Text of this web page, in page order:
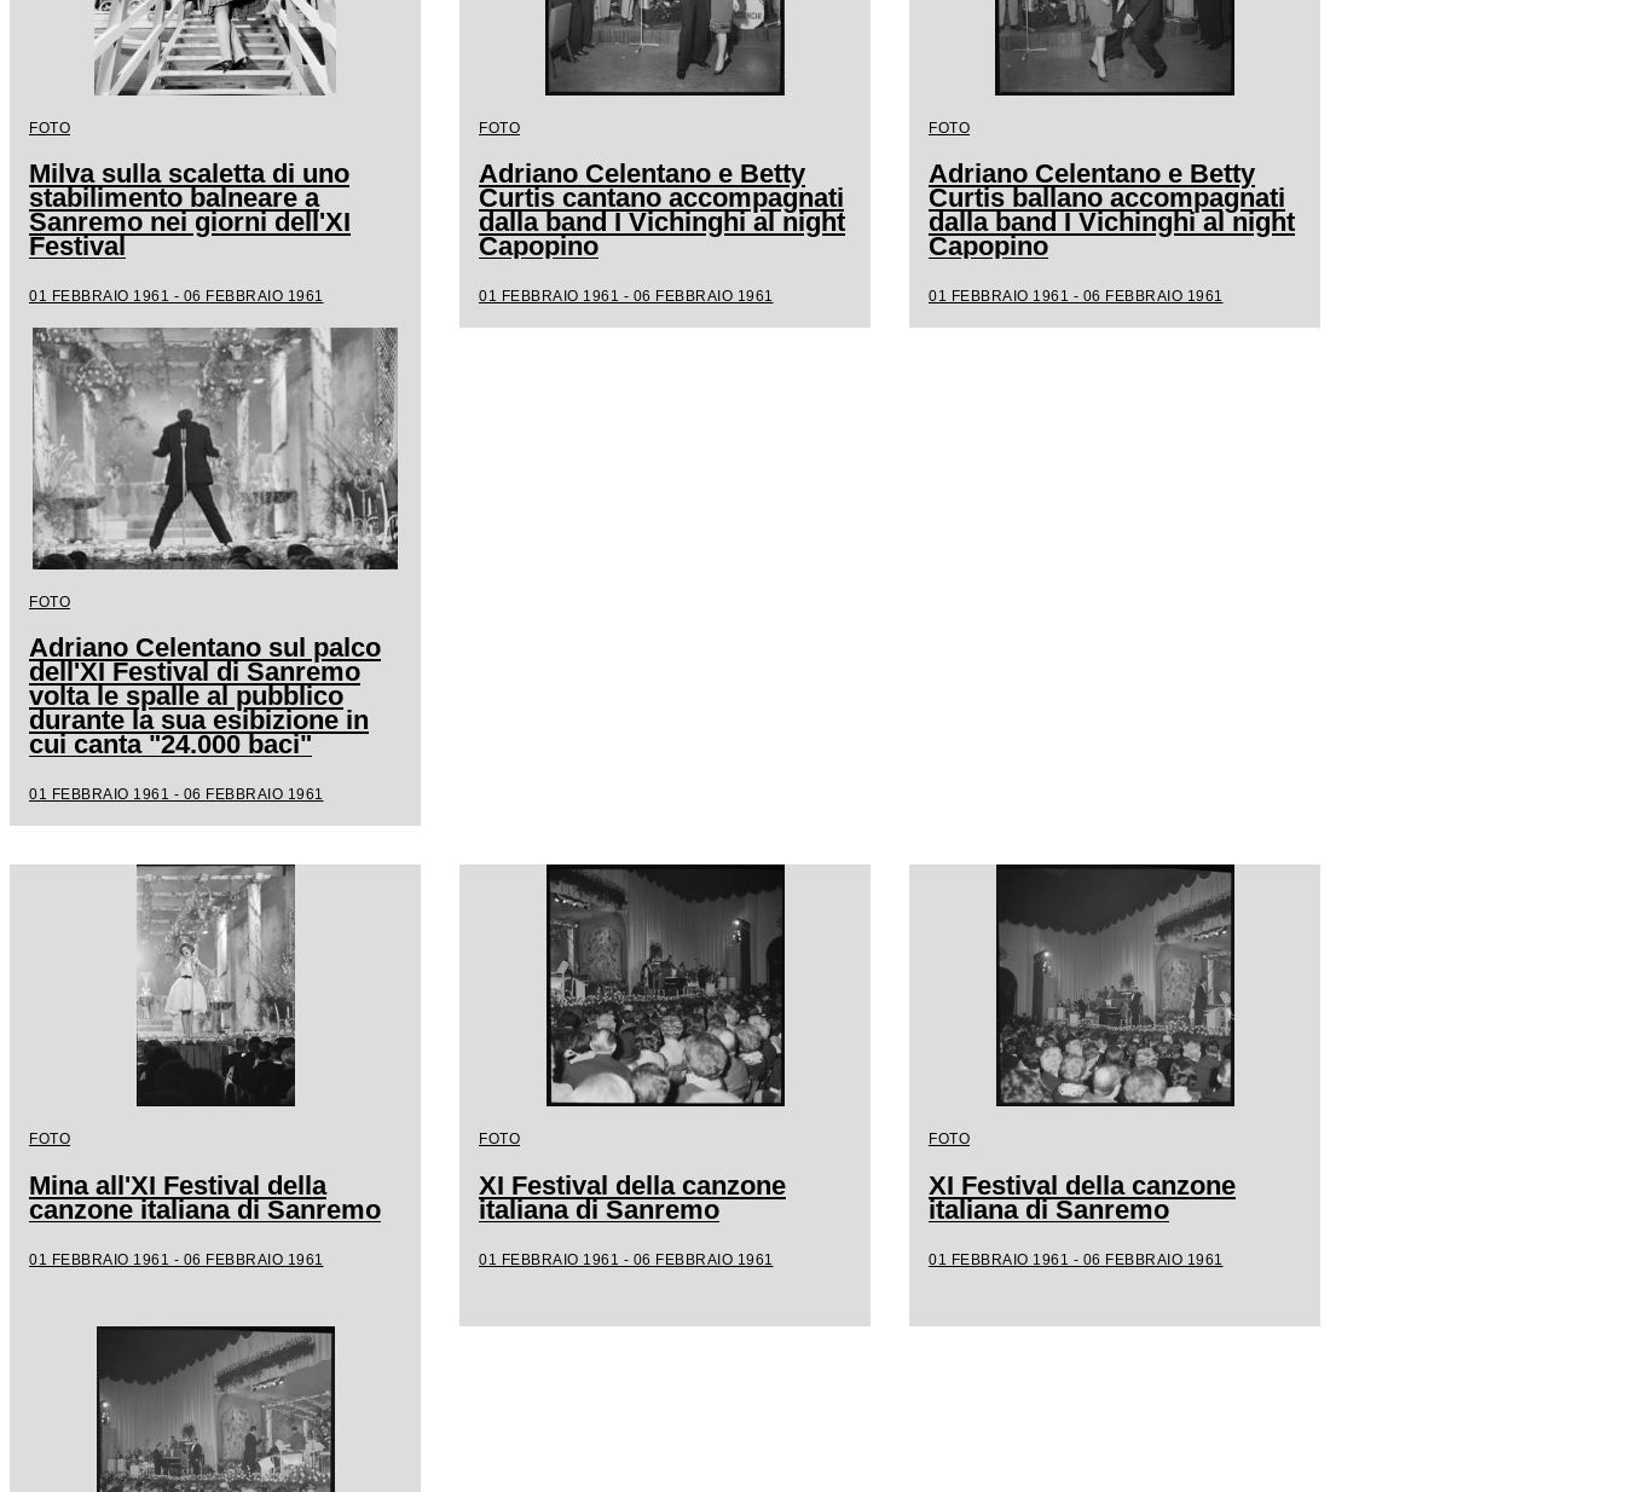
FOTO
Milva sulla scaletta di uno
stabilimento balneare a
Sanremo nei giorni dell'XI
Festival
01 FEBBRAIO 1961 - 06 FEBBRAIO 1961
FOTO
Adriano Celentano e Betty
Curtis cantano accompagnati
dalla band I Vichinghi al night
Capopino
01 FEBBRAIO 1961 - 06 FEBBRAIO 1961
FOTO
Adriano Celentano e Betty
Curtis ballano accompagnati
dalla band I Vichinghi al night
Capopino
01 FEBBRAIO 1961 - 06 FEBBRAIO 1961
FOTO
Adriano Celentano sul palco
dell'XI Festival di Sanremo
volta le spalle al pubblico
durante la sua esibizione in
cui canta "24.000 baci"
01 FEBBRAIO 1961 - 06 FEBBRAIO 1961
FOTO
Mina all'XI Festival della
canzone italiana di Sanremo
01 FEBBRAIO 1961 - 06 FEBBRAIO 1961
FOTO
XI Festival della canzone
italiana di Sanremo
01 FEBBRAIO 1961 - 06 FEBBRAIO 1961
FOTO
XI Festival della canzone
italiana di Sanremo
01 FEBBRAIO 1961 - 06 FEBBRAIO 1961